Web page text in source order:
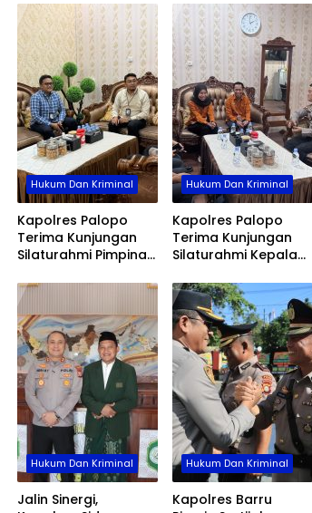
Disiplin dan
Pengabdian
Pererat Silaturahmi
dengan DPC
Demokrat Gowa
Hukum Dan Kriminal
Kapolres Palopo
Terima Kunjungan
Silaturahmi Pimpinan
Hukum Dan Kriminal
Kapolres Palopo
Terima Kunjungan
Silaturahmi Kepala
Dan Kolaborasi Data
Hukum Dan Kriminal
Jalin Sinergi,
Hukum Dan Kriminal
Kapolres Barru